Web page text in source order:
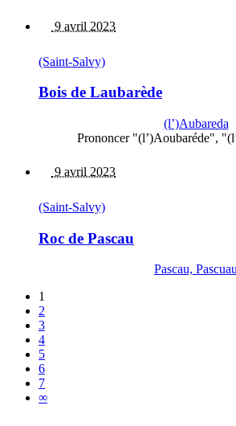
9 avril 2023
(Saint-Salvy)
Bois de Laubarède
(l’)Aubareda
Prononcer "(l’)Aoubaréde",
9 avril 2023
(Saint-Salvy)
Roc de Pascau
Pascau,
1
2
3
4
5
6
7
∞